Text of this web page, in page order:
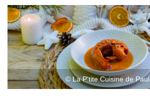
© La P'tite Cuisine de